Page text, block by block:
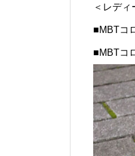
＜レディ
■MBTコ
■MBTコ